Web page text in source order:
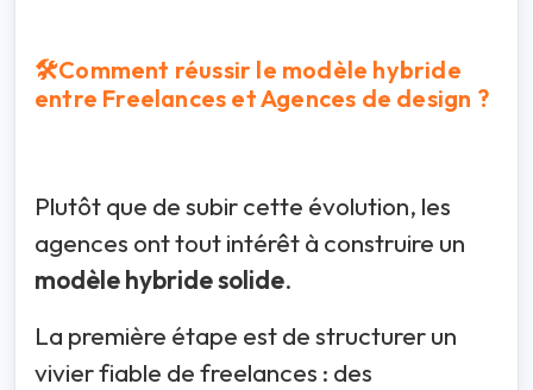
🛠️Comment réussir le modèle hybride
entre Freelances et Agences de design ?
Plutôt que de subir cette évolution, les
agences ont tout intérêt à construire un
modèle hybride solide.
La première étape est de structurer un
vivier fiable de freelances : des